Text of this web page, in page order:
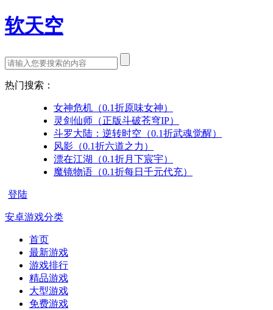
软天空
热门搜索：
女神危机（0.1折原味女神）
灵剑仙师（正版斗破苍穹IP）
斗罗大陆：逆转时空（0.1折武魂觉醒）
风影（0.1折六道之力）
漂在江湖（0.1折月下宸宇）
魔镜物语（0.1折每日千元代充）
登陆
安卓游戏分类
首页
最新游戏
游戏排行
精品游戏
大型游戏
免费游戏